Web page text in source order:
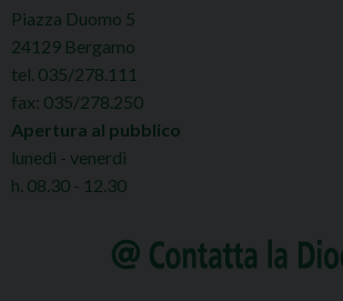
Piazza Duomo 5
24129 Bergamo
tel. 035/278.111
fax: 035/278.250
Apertura al pubblico
lunedì - venerdì
h. 08.30 - 12.30